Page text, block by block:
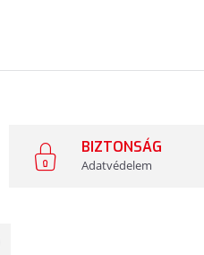
BIZTONSÁG
Adatvédelem